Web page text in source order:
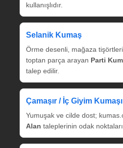
kullanışlıdır.
Selanik Kumaş
Örme desenli, mağaza
toptan parça arayan Parti
talep edilir.
Çamaşır / İç Giyim Kumaşı
Yumuşak ve cilde dost;
Alan taleplerinin odak